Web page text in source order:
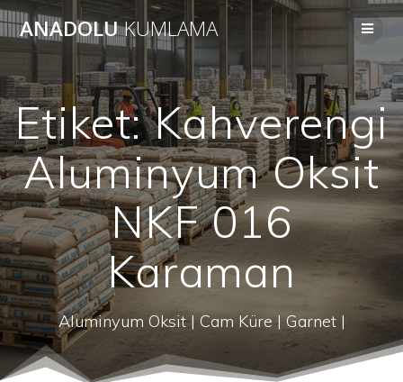
to
content
ANADOLUKUMLAMA
Etiket:Kahverengi
Aluminyum Oksit
NKF 016
Karaman
Aluminyum Oksit | Cam Küre | Garnet |